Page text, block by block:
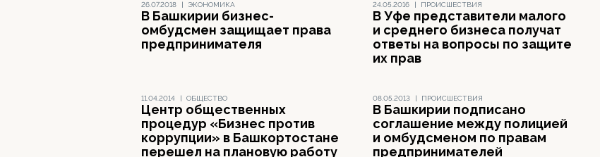
26.07.2018 | ЭКОНОМИКА
В Башкирии бизнес-
омбудсмен защищает права
предпринимателя
24.05.2016 | ПРОИСШЕСТВИЯ
В Уфе представители малого
и среднего бизнеса получат
ответы на вопросы по защите
их прав
11.04.2014 | ОБЩЕСТВО
Центр общественных
процедур «Бизнес против
коррупции» в Башкортостане
перешел на плановую работу
08.05.2013 | ПРОИСШЕСТВИЯ
В Башкирии подписано
соглашение между полицией
и омбудсменом по правам
предпринимателей